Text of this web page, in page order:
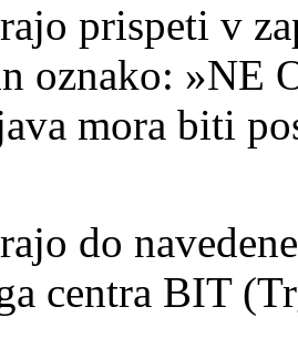
prispeti v
oznako: »NE
mora biti
do
centra BIT